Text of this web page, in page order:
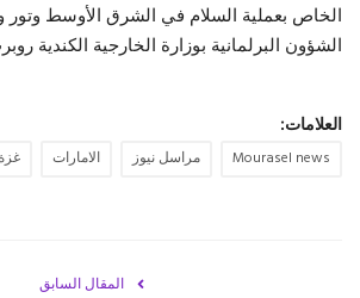
الخاص بعملية السلام في الشرق الأوسط وتور
الشؤون البرلمانية بوزارة الخارجية الكندية
العلامات:
Mourasel news مراسل نيوز الامارات غزة
المقال السابق